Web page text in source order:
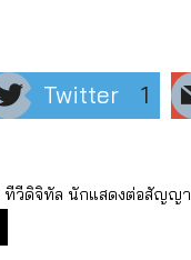
Twitter 1
ทีวีดิจิทัล นักแสดงต่อสัญญา